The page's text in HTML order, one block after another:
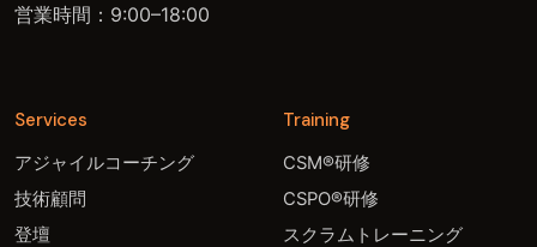
営業時間：9:00–18:00
Services
アジャイルコーチング
技術顧問
登壇
Training
CSM®研修
CSPO®研修
スクラムトレーニング